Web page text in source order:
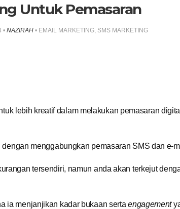
Untuk Pemasaran
• NAZIRAH • EMAIL MARKETING, SMS MARKETING
lebih kreatif dalam melakukan pemasaran
menggabungkan pemasaran SMS dan e-
tersendiri, namun anda akan terkejut
ia menjanjikan kadar bukaan sertaengagement